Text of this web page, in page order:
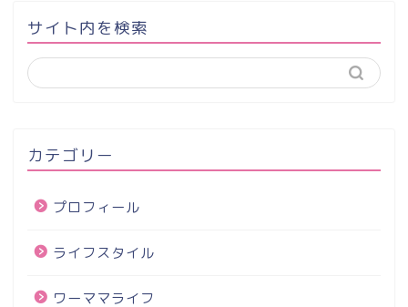
サイト内を検索
カテゴリー
プロフィール
ライフスタイル
ワーママライフ